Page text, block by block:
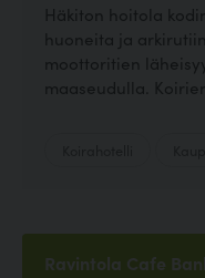
Häkiton hoitola
huoneita ja
moottoritien
maaseudulla.
Ravintola Cafe